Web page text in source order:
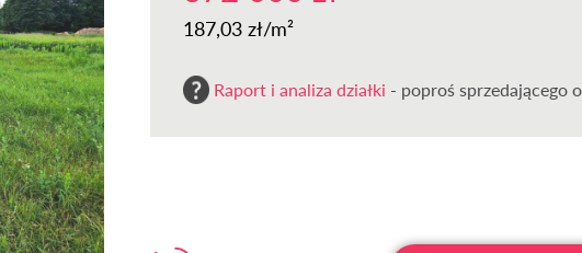
187,03 zł/m²
Raport i analiza działki - poproś sprzedającego